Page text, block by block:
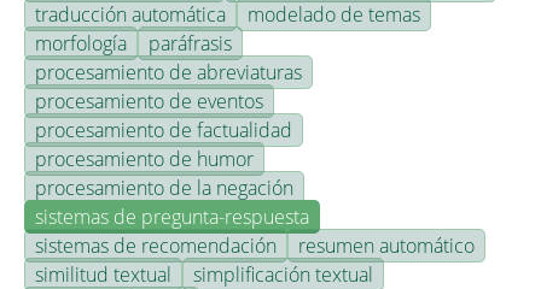
traducción automática
modelado de temas
morfología
paráfrasis
procesamiento de abreviaturas
procesamiento de eventos
procesamiento de factualidad
procesamiento de humor
procesamiento de la negación
sistemas de pregunta-respuesta
sistemas de recomendación
resumen automático
similitud textual
simplificación textual